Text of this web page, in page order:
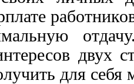
двух
для